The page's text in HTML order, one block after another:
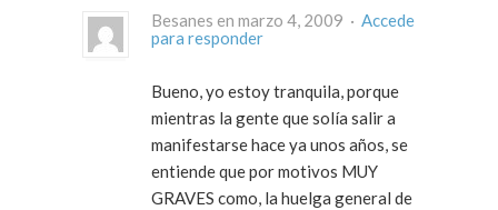
Besanes en marzo 4, 2009 · Accede
para responder
Bueno, yo estoy tranquila, porque
mientras la gente que solía salir a
manifestarse hace ya unos años, se
entiende que por motivos MUY
GRAVES como, la huelga general de